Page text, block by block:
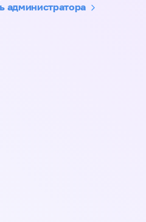
администратора